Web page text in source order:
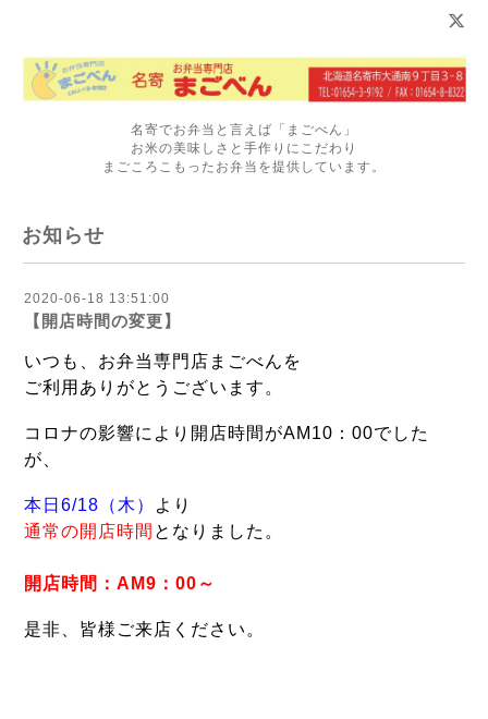
名寄でお弁当と言えば「まごべん」
お米の美味しさと手作りにこだわり
まごころこもったお弁当を提供しています。
お知らせ
2020-06-18 13:51:00
【開店時間の変更】
いつも、お弁当専門店まごべんを
ご利用ありがとうございます。
コロナの影響により開店時間がAM10：00でした
が、
本日6/18（木）
より
通常の開店時間 となりました。
開店時間：AM9：00～
是非、皆様ご来店ください。